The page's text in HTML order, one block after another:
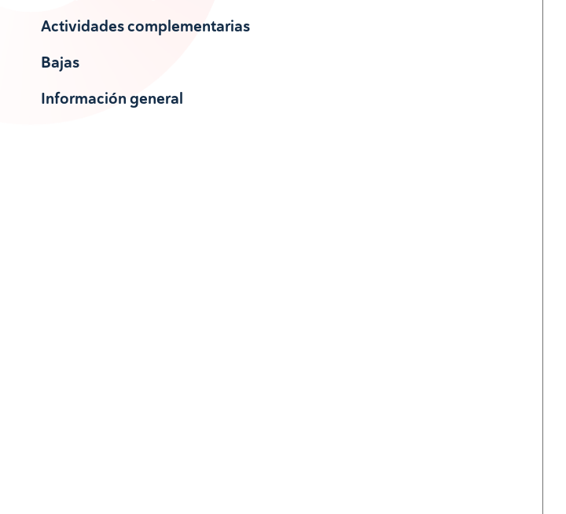
Actividades complementarias
Bajas
Información general